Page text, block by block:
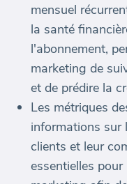
mensuel
la santé
l'abonnement,
marketing de
et de prédire la
Les métriques
informations sur
clients et leur
essentielles